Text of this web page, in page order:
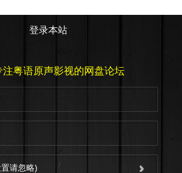
登录本站
粤语原声影视的网盘论坛
请忽略)